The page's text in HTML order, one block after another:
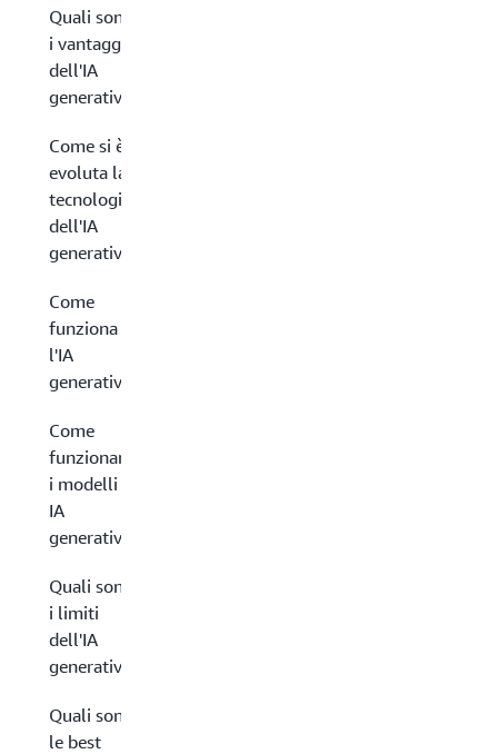
Quali sono
i vantaggi
dell'IA
generativa?
Come si è
evoluta la
tecnologia
dell'IA
generativa?
Come
funziona
l'IA
generativa?
Come
funzionano
i modelli di
IA
generativa?
Quali sono
i limiti
dell'IA
generativa?
Quali sono
le best